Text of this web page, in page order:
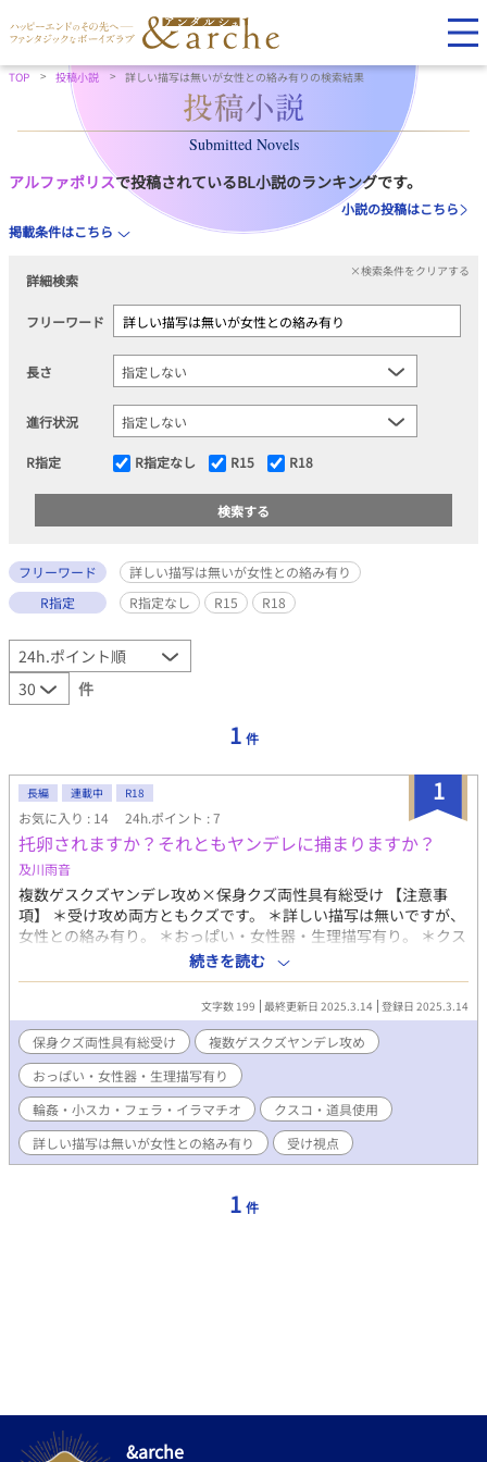
TOP 投稿小説 詳しい描写は無いが女性との絡み有りの検索結果
Submitted Novels
アルファポリスで投稿されているBL小説のランキングです。
小説の投稿はこちら
掲載条件はこちら
詳細検索
×検索条件をクリアする
フリーワード
長さ
進行状況
R指定 R指定なし R15 R18
フリーワード
詳しい描写は無いが女性との絡み有り
R指定
R指定なし R15 R18
件
1 件
1
長編 連載中 R18
お気に入り : 14 24h.ポイント : 7
托卵されますか？それともヤンデレに捕まりますか？
及川雨音
複数ゲスクズヤンデレ攻め×保身クズ両性具有総受け 【注意事
項】 ＊受け攻め両方ともクズです。 ＊詳しい描写は無いですが、
女性との絡み有り。 ＊おっぱい・女性器・生理描写有り。 ＊クス
コ・道具使用有り。 ＊輪姦・小スカ・フェラ・イラマチオ有り。
＊受け視点
続きを読む
文字数 199 最終更新日 2025.3.14 登録日 2025.3.14
保身クズ両性具有総受け
複数ゲスクズヤンデレ攻め
おっぱい・女性器・生理描写有り
輪姦・小スカ・フェラ・イラマチオ
クスコ・道具使用
詳しい描写は無いが女性との絡み有り
受け視点
1 件
&arche